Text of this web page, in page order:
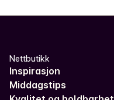
Nettbutikk
Inspirasjon
Middagstips